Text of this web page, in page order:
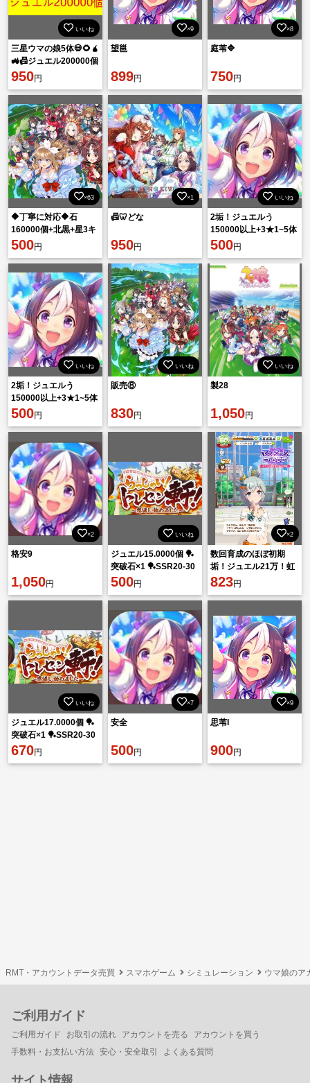
いいね
三星ウマの娘5体💀🌻🧉
🚜📠ジュエル200000個
💀🌻🧉🚜📠SSR25体💀
950円
×9
望邕
899円
×8
庭苇🔷
750円
×63
🔶丁寧に対応🔶石
160000個+北黒+星3キ
ャラ1-5体+SSR5-10体
+SSR突破石1枚+星
500円
×1
📠🦷どな
950円
いいね
2垢！ジュエルう
150000以上+3★1~5体
+SSR20-50体+SSR確
定券3枚+3星チケット1
500円
いいね
2垢！ジュエルう
150000以上+3★1~5体
+SSR20-50体+SSR確
500円
いいね
販売⑧
830円
いいね
製28
1,050円
×2
格安9
1,050円
いいね
ジュエル15.0000個 🏓
突破石×1 🏓SSR20-30
体 🏓SSR確認劵2枚 🏓
500円
×2
数回育成のほぼ初期
垢！ジュエル21万！虹
結晶2！
823円
いいね
ジュエル17.0000個 🏓
突破石×1 🏓SSR20-30
体 🏓SSR確認劵2枚 🏓
670円
×7
安全
500円
×9
思苇I
900円
RMT・アカウントデータ売買 スマホゲーム シミュレーション ウマ娘のア
ご利用ガイド
ご利用ガイド お取引の流れ アカウントを売る
アカウントを買う
手数料・お支払い方法 安心・安全取引 よくある質問